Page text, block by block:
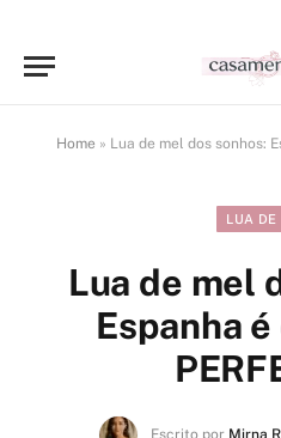
Home » Lua de mel dos sonhos:
LUA DE
Lua de mel
Espanha
Escrito por Mirna